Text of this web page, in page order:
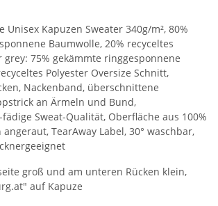
Unisex Kapuzen Sweater 340g/m², 80%
Baumwolle, 20% recyceltes
grey: 75% gekämmte ringgesponnene
Polyester Oversize Schnitt,
Nackenband, überschnittene
an Ärmeln und Bund,
Sweat-Qualität, Oberfläche aus 100%
TearAway Label, 30° waschbar,
groß und am unteren Rücken klein,
auf Kapuze